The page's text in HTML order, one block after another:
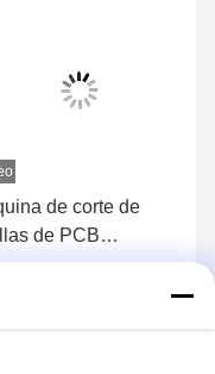
de corte de
de PCB
automática de